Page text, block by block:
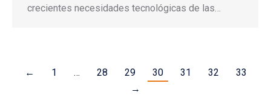
crecientes necesidades tecnológicas de las…
← 1 … 28 29 30 31 32
33
→